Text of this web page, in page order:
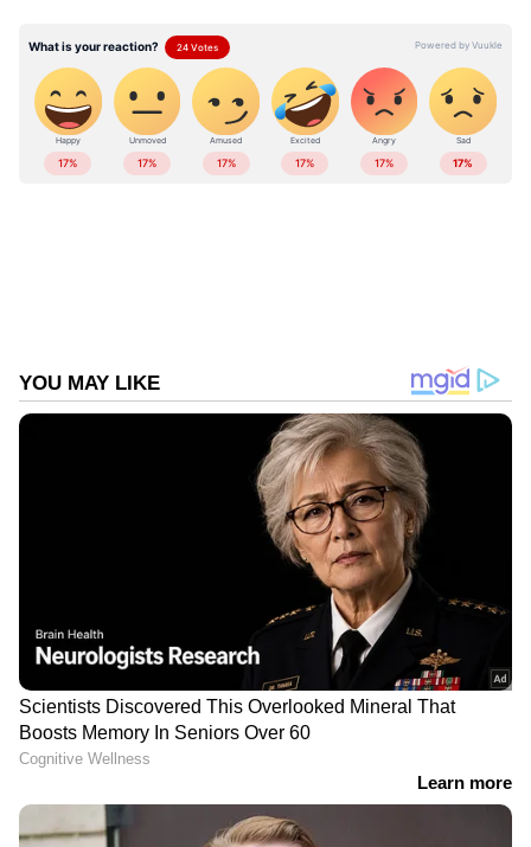
കിഴിവുകൾ, ഡീലർ ഓഫറുകൾ, എക്സ്ചേഞ്ച്
ബോണസുകൾ, ലോയൽറ്റി ബോണസുകൾ,
സ്ക്രാപ്പേജ് ബോണസുകൾ, കോർപ്പറേറ്റ്
ഓഫറുകൾ എന്നിവ ഉൾപ്പെടുന്നു, ഇവയെല്ലാം
മെയ് അവസാനം വരെ സാധുവായിരിക്കും.
വിപണിയിൽ ഈ എസ്‌യുവി വളരെ
ജനപ്രിയമാണ്. ഇതിന്റെ എക്‌സ്‌ഷോറൂം വില
8.26 ലക്ഷം രൂപയിൽ ആരംഭിച്ച് 13.01 ലക്ഷം
രൂപ വരെ ഉയരുന്നു. ടാറ്റ നെക്‌സോൺ, കിയ
സോണെറ്റ്, ഹ്യുണ്ടായി വെന്യു, മഹീന്ദ്ര XUV 3XO
തുടങ്ങിയ വാഹനങ്ങളുമായി ഈ എസ്‌യുവി
നേരിട്ട് മത്സരിക്കുന്നു. 103PS പവറും 139Nm
ടോർക്കും ഉത്പാദിപ്പിക്കുന്ന 1.5 ലിറ്റർ പെട്രോൾ
എഞ്ചിനാണ് ബ്രെസ്സയ്ക്ക് കരുത്തേകുന്നത്. 5-
സ്പീഡ് മാനുവൽ, 6-സ്പീഡ് ഓട്ടോമാറ്റിക്
ഗിയർബോക്‌സ് ഓപ്ഷനുകളിൽ ഇത് ലഭ്യമാണ്.
88PS പവർ ഉത്പാദിപ്പിക്കുന്ന ഒരു സിഎൻജി
വേരിയന്റും കമ്പനി വാഗ്ദാനം ചെയ്യുന്നു.